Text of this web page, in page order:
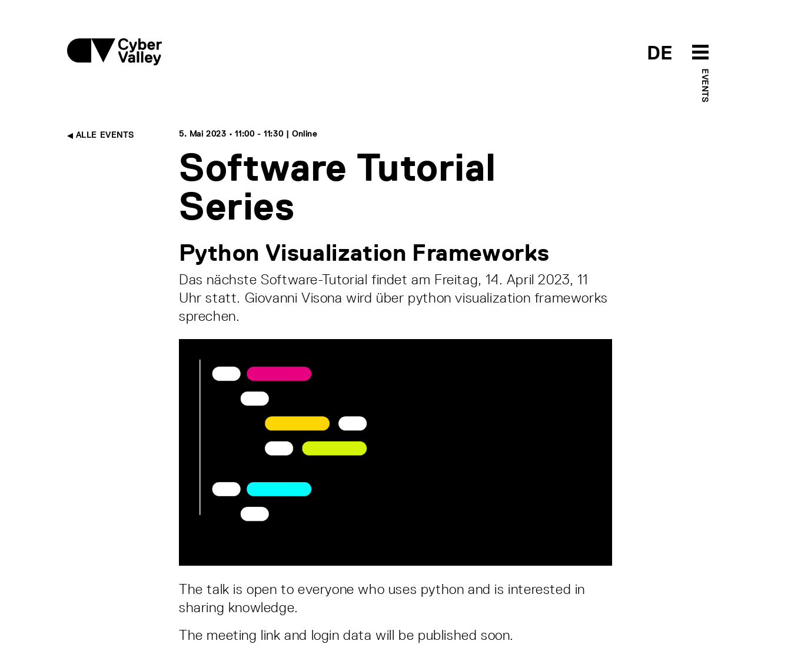
DE
EVENTS
ALLE EVENTS 5. Mai 2023 • 11:00 - 11:30 | Online
Software Tutorial
Series
Python Visualization Frameworks
Das nächste Software-Tutorial findet am Freitag, 14. April 2023, 11
Uhr statt. Giovanni Visona wird über python visualization frameworks
sprechen.
The talk is open to everyone who uses python and is interested in
sharing knowledge.
The meeting link and login data will be published soon.